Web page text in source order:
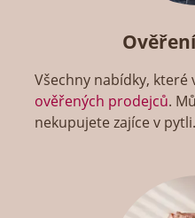
Všechny nabídky, které
ověřených prodejců.
nekupujete zajíce v pytli.